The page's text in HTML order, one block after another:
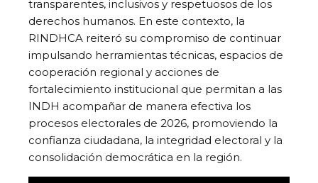
transparentes, inclusivos y respetuosos de los
derechos humanos. En este contexto, la
RINDHCA reiteró su compromiso de continuar
impulsando herramientas técnicas, espacios de
cooperación regional y acciones de
fortalecimiento institucional que permitan a las
INDH acompañar de manera efectiva los
procesos electorales de 2026, promoviendo la
confianza ciudadana, la integridad electoral y la
consolidación democrática en la región.